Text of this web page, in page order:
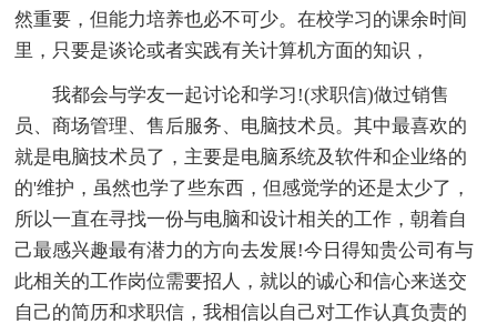
然重要，但能力培养也必不可少。在校学习的课余时间
里，只要是谈论或者实践有关计算机方面的知识，
我都会与学友一起讨论和学习!(求职信)做过销售
员、商场管理、售后服务、电脑技术员。其中最喜欢的
就是电脑技术员了，主要是电脑系统及软件和企业络的
的'维护，虽然也学了些东西，但感觉学的还是太少了，
所以一直在寻找一份与电脑和设计相关的工作，朝着自
己最感兴趣最有潜力的方向去发展!今日得知贵公司有与
此相关的工作岗位需要招人，就以的诚心和信心来送交
自己的简历和求职信，我相信以自己对工作认真负责的